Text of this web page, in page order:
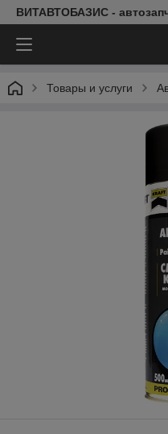
ВИТАВТОБАЗИС -
Товары и услуги